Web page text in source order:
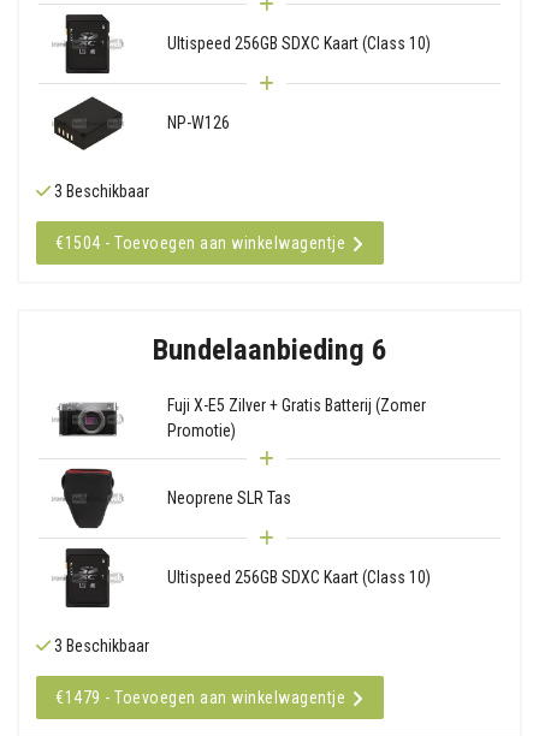
Ultispeed 256GB SDXC Kaart (Class 10)
NP-W126
3 Beschikbaar
€1504 - Toevoegen aan winkelwagentje
Bundelaanbieding 6
Fuji X-E5 Zilver + Gratis Batterij (Zomer
Promotie)
Neoprene SLR Tas
Ultispeed 256GB SDXC Kaart (Class 10)
3 Beschikbaar
€1479 - Toevoegen aan winkelwagentje